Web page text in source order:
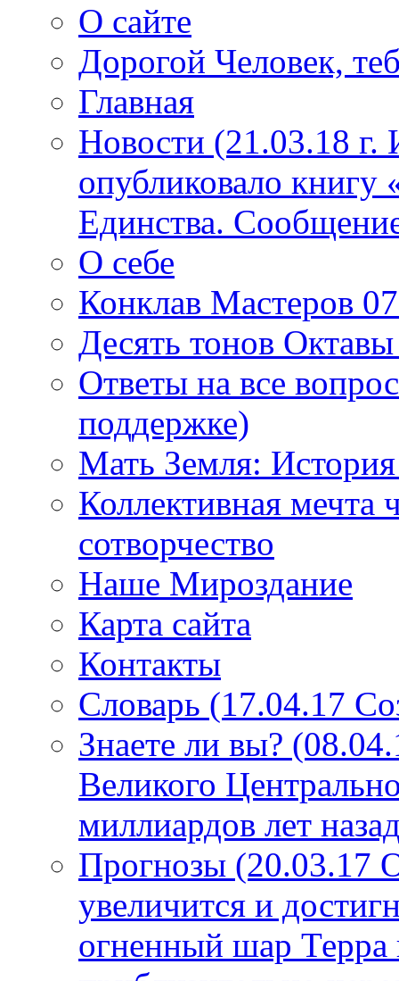
О сайте
Дорогой Человек,
Главная
Новости (21.03.18 г.
опубликовало книгу
Единства.
О себе
Конклав Мастеров
Десять тонов
Ответы на все
поддержке)
Мать Земля: История
Коллективная мечта
сотворчество
Наше Мироздание
Карта сайта
Контакты
Словарь (17.04.17
Знаете ли вы?
Великого
миллиардов лет
Прогнозы (20.03.17
увеличится и
огненный шар Терра